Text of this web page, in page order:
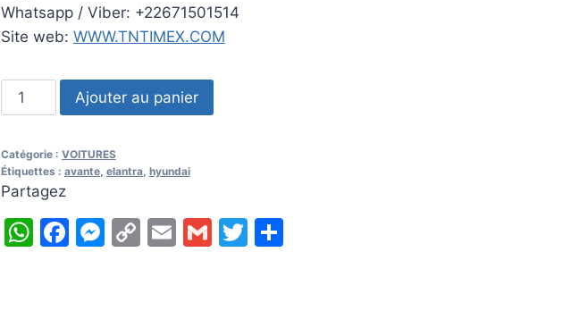
Whatsapp / Viber: +22671501514
Site web: WWW.TNTIMEX.COM
quantité
de
HYUNDAI
ELANTRA
1.6L
Ajouter au panier
Catégorie : VOITURES
Étiquettes : avante, elantra, hyundai
Partagez
WhatsApp
Facebook
Messenger
CopyEmailGmailTwitter
Partager